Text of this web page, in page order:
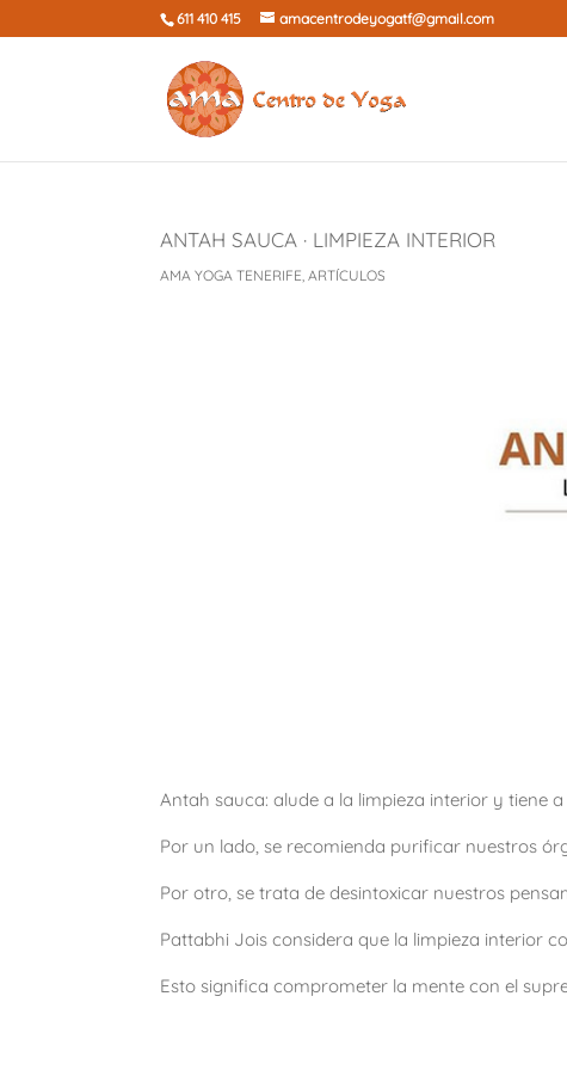
611 410 415 amacentrodeyogatf@gmail.com
ANTAH SAUCA · LIMPIEZA INTERIOR
AMA YOGA TENERIFE,ARTÍCULOS
Antah sauca: alude a la limpieza interior y tiene
Por un lado, se recomienda purificar nuestros
Por otro, se trata de desintoxicar nuestros
Pattabhi Jois considera que la limpieza interior
Esto significa comprometer la mente con el